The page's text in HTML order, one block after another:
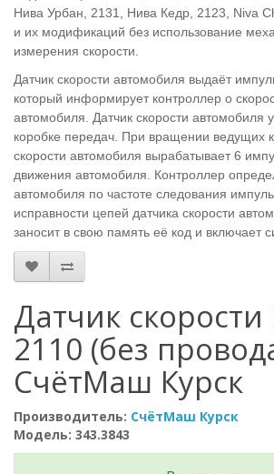
Нива Урбан, 2131, Нива Кедр, 2123, Niva
и их модификаций без использование
измерения скорости.
Датчик скорости автомобиля выдаёт
который информирует контроллер о
автомобиля. Датчик скорости автомобиля
коробке передач. При вращении ведущих
скорости автомобиля вырабатывает 6
движения автомобиля. Контроллер
автомобиля по частоте следования
исправности цепей датчика скорости
заносит в свою память её код и включает
Датчик скорости
2110 (без
СчётМаш Курск
Производитель: СчётМаш Курск
Модель: 343.3843